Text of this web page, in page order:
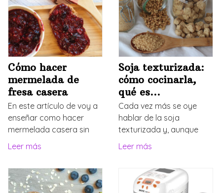
Cómo hacer
mermelada de
fresa casera
En este artículo de voy a
enseñar como hacer
mermelada casera sin
Leer más
Soja texturizada:
cómo cocinarla,
qué es…
Cada vez más se oye
hablar de la soja
texturizada y, aunque
Leer más